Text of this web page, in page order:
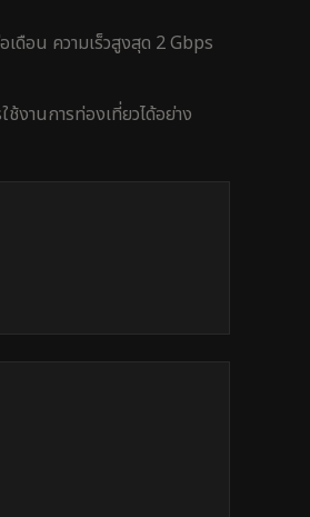
ดือน ความเร็วสูงสุด 2 Gbps
ช้งานการท่องเที่ยวได้อย่าง